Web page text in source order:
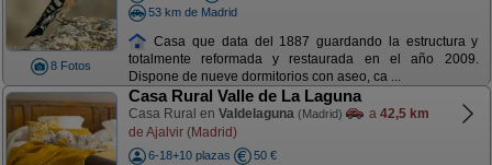
8 Fotos
53 km de Madrid
Casa que data del 1887 guardando la estructura y
totalmente reformada y restaurada en el año 2009.
Dispone de nueve dormitorios con aseo, ca ...
Casa Rural Valle de La Laguna
Casa Rural en Valdelaguna (Madrid) a 42,5 km
de Ajalvir (Madrid)
6-18+10 plazas
50 €